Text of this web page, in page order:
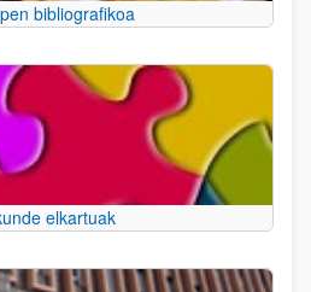
bibliografikoa
elkartuak